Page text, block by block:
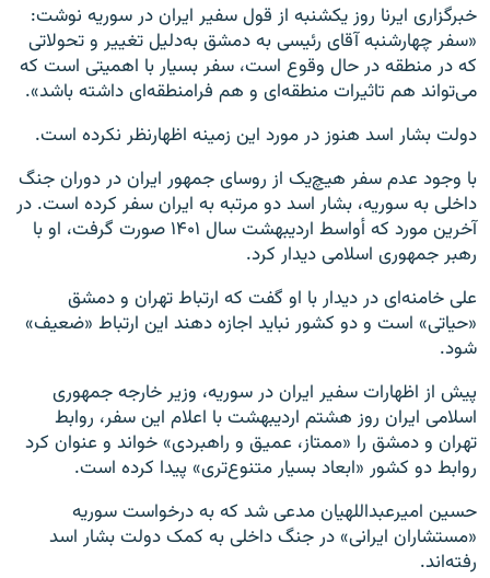
خبرگزاری ایرنا روز یکشنبه از قول سفیر ایران در سوریه نوشت:
«سفر چهارشنبه آقای رئیسی به دمشق به‌دلیل تغییر و تحولاتی
که در منطقه در حال وقوع است، سفر بسیار با اهمیتی است که
می‌تواند هم تاثیرات منطقه‌ای و هم فرامنطقه‌ای داشته باشد».
دولت بشار اسد هنوز در مورد این زمینه اظهارنظر نکرده است.
با وجود عدم سفر هیچ‌یک از روسای جمهور ایران در دوران جنگ
داخلی به سوریه، بشار اسد دو مرتبه به ایران سفر کرده است. در
آخرین مورد که أواسط اردیبهشت سال ۱۴۰۱ صورت گرفت، او با
رهبر جمهوری اسلامی دیدار کرد.
علی خامنه‌ای در دیدار با او گفت که ارتباط تهران و دمشق
«حیاتی» است و دو کشور نباید اجازه دهند این ارتباط «ضعیف»
شود.
پیش از اظهارات سفیر ایران در سوریه، وزیر خارجه جمهوری
اسلامی ایران روز هشتم اردیبهشت با اعلام این سفر، روابط
تهران و دمشق را «ممتاز، عمیق و راهبردی» خواند و عنوان کرد
روابط دو کشور «ابعاد بسیار متنوع‌تری» پیدا کرده است.
حسین امیرعبداللهیان مدعی شد که به درخواست سوریه
«مستشاران ایرانی» در جنگ داخلی به کمک دولت بشار اسد
رفته‌اند.